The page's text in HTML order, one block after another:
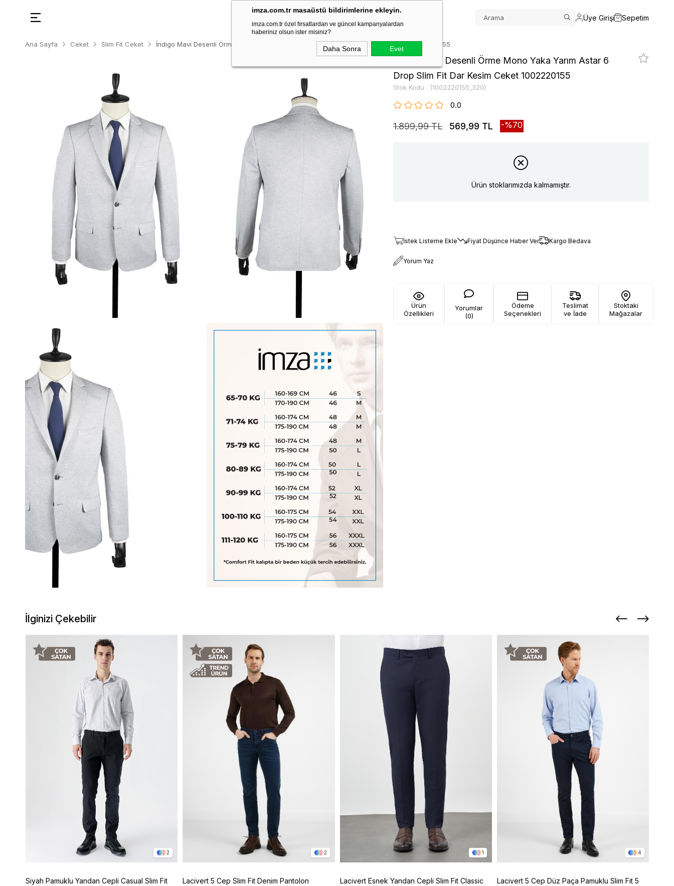
imza.com.tr masaüstü bildirimlerine ekleyin.
imza.com.tr özel fırsatlardan ve güncel kampanyalardan
haberiniz olsun ister misiniz?
Daha Sonra Evet
Üye Girişi Sepetim
Ana Sayfa Ceket Slim Fit Ceket İndigo Mavi Desenli Örme Mono Yaka Yarım Astar 6 Drop Slim Fit Dar Kesim Ceket 1002220155
İndigo Mavi Desenli Örme Mono Yaka Yarım Astar 6
Drop Slim Fit Dar Kesim Ceket 1002220155
Stok Kodu (1002220155_320)
0.0
1.899,99 TL 569,99 TL 70
Ürün stoklarımızda kalmamıştır.
İstek Listeme Ekle Fiyat Düşünce Haber Ver Kargo Bedava
Yorum Yaz
Ürün
Özellikleri
Yorumlar
(0)
Ödeme
Seçenekleri
Teslimat
ve İade
Stoktaki
Mağazalar
İlginizi Çekebilir
2
Siyah Pamuklu Yandan Cepli Casual Slim Fit
2
Lacivert 5 Cep Slim Fit Denim Pantolon
1
Lacivert Esnek Yandan Cepli Slim Fit Classic
4
Lacivert 5 Cep Düz Paça Pamuklu Slim Fit 5